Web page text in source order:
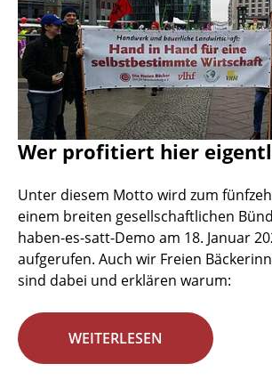
Wer profitiert hier
Unter diesem Motto wird zum
einem breiten gesellschaftlichen
haben-es-satt-Demo am 18. Januar
aufgerufen. Auch wir Freien
sind dabei und erklären warum:
WEITERLESEN